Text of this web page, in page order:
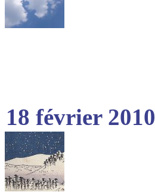
18 février 2010